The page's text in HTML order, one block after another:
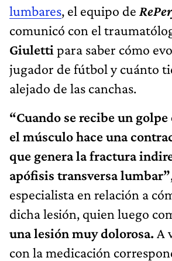
lumbares, el equipo de
comunicó con el
Giuletti para saber cómo
jugador de fútbol y cuánto
alejado de las canchas.
“Cuando se recibe un golpe
el músculo hace una
que genera la fractura
apófisis transversa lumbar”
especialista en relación a
dicha lesión, quien luego
una lesión muy dolorosa. A
con la medicación